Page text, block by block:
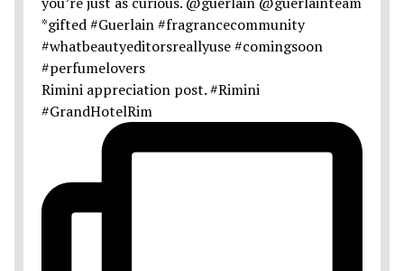
Rimini appreciation post. #Rimini
#GrandHotelRim